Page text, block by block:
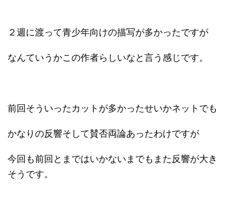
２週に渡って青少年向けの描写が多かったですが
なんていうかこの作者らしいなと言う感じです。
前回そういったカットが多かったせいかネットでも
かなりの反響そして賛否両論あったわけですが
今回も前回とまではいかないまでもまた反響が大き
そうです。